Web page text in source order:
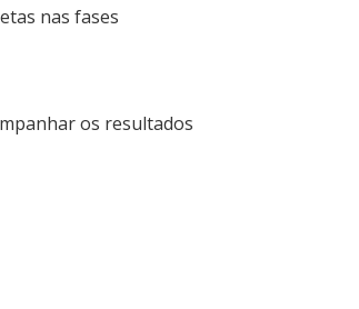
nas fases
os resultados